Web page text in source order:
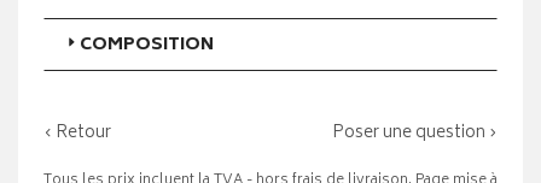
COMPOSITION
‹ Retour Poser une question ›